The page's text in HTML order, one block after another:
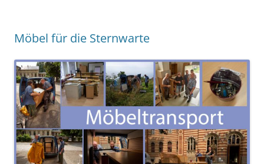
Möbel für die Sternwarte